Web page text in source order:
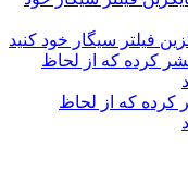
فیلتر سیگار خود کنید
کرده که از لحاظ